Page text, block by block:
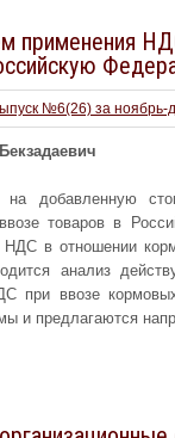
применения
№6(26) за ноябрь-
на добавленную
товаров в
НДС в отношении
анализ
при ввозе
и предлагаются